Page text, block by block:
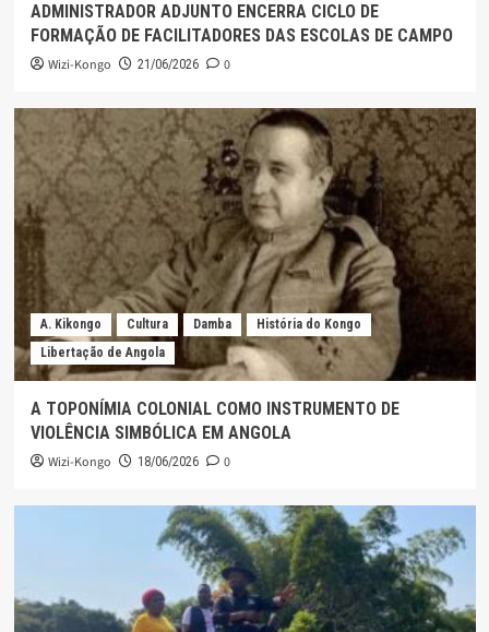
ADMINISTRADOR ADJUNTO ENCERRA CICLO DE
FORMAÇÃO DE FACILITADORES DAS ESCOLAS DE CAMPO
Wizi-Kongo 21/06/2026 0
A. Kikongo Cultura Damba
História do Kongo
Libertação de Angola
A TOPONÍMIA COLONIAL COMO INSTRUMENTO DE
VIOLÊNCIA SIMBÓLICA EM ANGOLA
Wizi-Kongo 18/06/2026 0